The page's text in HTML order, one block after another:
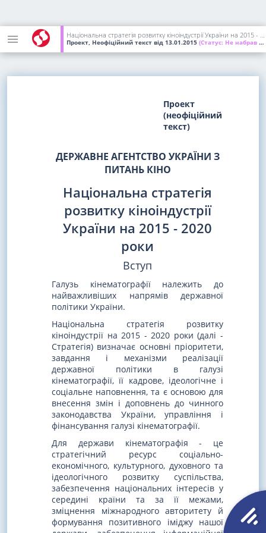
Національна стратегія розвитку кіноіндустрії України на 2015 - 2020 роки (неофіційний текст)
Проект, Неофіційний текст від 13.01.2015 (Статус: Не набрав чинності)
Проект
(неофіційний
текст)
ДЕРЖАВНЕ АГЕНТСТВО УКРАЇНИ З
ПИТАНЬ КІНО
Національна стратегія
розвитку кіноіндустрії
України на 2015 - 2020
роки
Вступ
Галузь кінематографії належить до
найважливіших напрямів державної
політики України.
Національна стратегія розвитку
кіноіндустрії на 2015 - 2020 роки (далі -
Стратегія) визначає основні пріоритети,
завдання і механізми реалізації
державної політики в галузі
кінематографії, її кадрове, ідеологічне і
соціальне наповнення, та є основою для
внесення змін і доповнень до чинного
законодавства України, управління і
фінансування галузі кінематографії.
Для держави кінематографія - це
стратегічний ресурс соціально-
економічного, культурного, духовного та
ідеологічного розвитку суспільства,
забезпечення національних інтересів у
середині країни та за її межами,
зміцнення міжнародного авторитету й
формування позитивного іміджу нашої